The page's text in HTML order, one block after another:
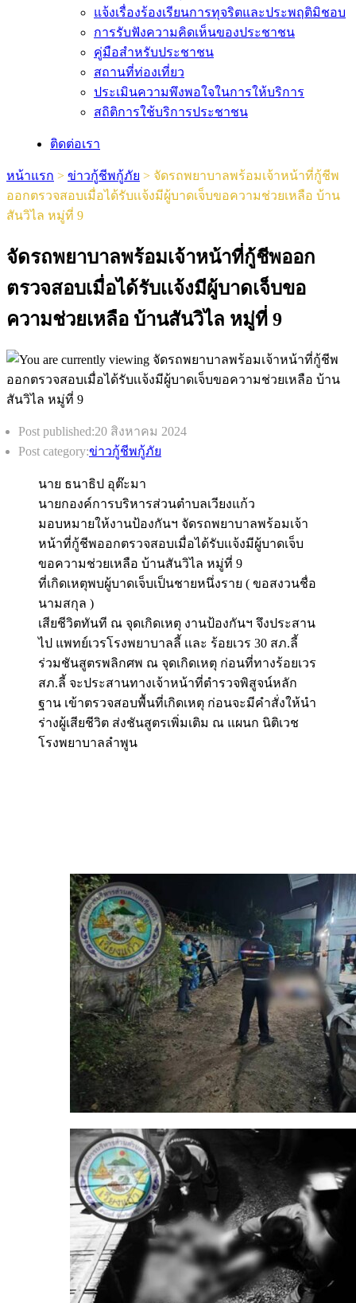
แจ้งเรื่องร้องเรียนการทุจริตและประพฤติมิชอบ
การรับฟังความคิดเห็นของประชาชน
คู่มือสำหรับประชาชน
สถานที่ท่องเที่ยว
ประเมินความพึงพอใจในการให้บริการ
สถิติการใช้บริการประชาชน
ติดต่อเรา
หน้าแรก > ข่าวกู้ชีพกู้ภัย > จัดรถพยาบาลพร้อมเจ้าหน้าที่กู้ชีพ
ออกตรวจสอบเมื่อได้รับเเจ้งมีผู้บาดเจ็บขอความช่วยเหลือ บ้าน
สันวิไล หมู่ที่ 9
จัดรถพยาบาลพร้อมเจ้าหน้าที่กู้ชีพออก
ตรวจสอบเมื่อได้รับเเจ้งมีผู้บาดเจ็บขอ
ความช่วยเหลือ บ้านสันวิไล หมู่ที่ 9
Post published:20 สิงหาคม 2024
Post category:ข่าวกู้ชีพกู้ภัย
นาย ธนาธิป อุต๊ะมา
นายกองค์การบริหารส่วนตำบลเวียงแก้ว
มอบหมายให้งานป้องกันฯ จัดรถพยาบาลพร้อมเจ้า
หน้าที่กู้ชีพออกตรวจสอบเมื่อได้รับเเจ้งมีผู้บาดเจ็บ
ขอความช่วยเหลือ บ้านสันวิไล หมู่ที่ 9
ที่เกิดเหตุพบผู้บาดเจ็บเป็นชายหนึ่งราย ( ขอสงวนชื่อ
นามสกุล )
เสียชีวิตทันที ณ จุดเกิดเหตุ งานป้องกันฯ จึงประสาน
ไป แพทย์เวรโรงพยาบาลลี้ เเละ ร้อยเวร 30 สภ.ลี้
ร่วมชันสูตรพลิกศพ ณ จุดเกิดเหตุ ก่อนที่ทางร้อยเวร
สภ.ลี้ จะประสานทางเจ้าหน้าที่ตำรวจพิสูจน์หลัก
ฐาน เข้าตรวจสอบพื้นที่เกิดเหตุ ก่อนจะมีคำสั่งให้นำ
ร่างผู้เสียชีวิต ส่งชันสูตรเพิ่มเติม ณ แผนก นิติเวช
โรงพยาบาลลำพูน